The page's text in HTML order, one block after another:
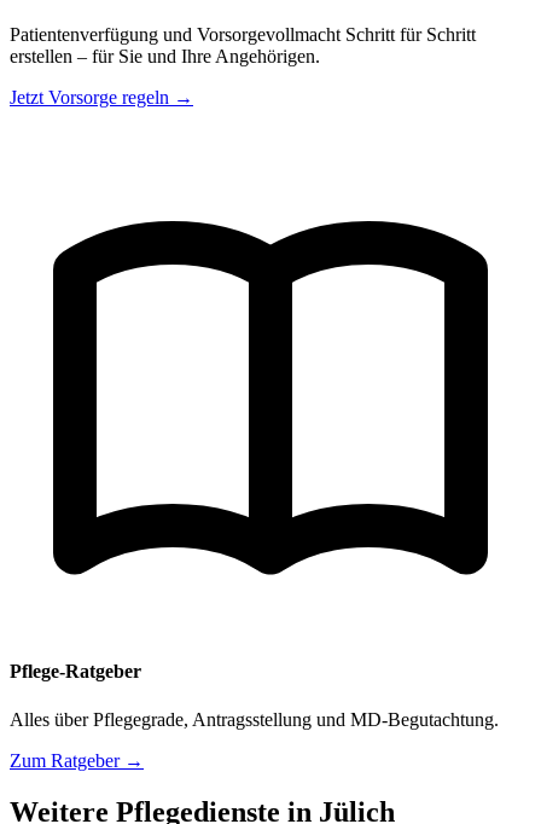
Patientenverfügung und Vorsorgevollmacht Schritt für Schritt
erstellen – für Sie und Ihre Angehörigen.
Jetzt Vorsorge regeln →
Pflege-Ratgeber
Alles über Pflegegrade, Antragsstellung und MD-Begutachtung.
Zum Ratgeber →
Weitere Pflegedienste in Jülich